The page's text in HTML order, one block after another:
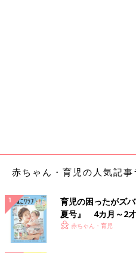
赤ちゃん・育児の人気記事
育児の困ったがズ
夏号』 4カ月～2才
いっぱい！
赤ちゃん・育児